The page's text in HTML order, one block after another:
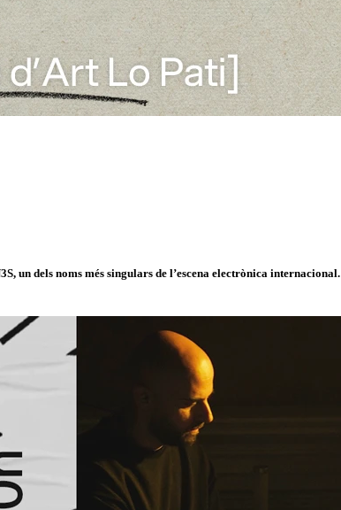
un dels noms més singulars de l’escena electrònica internacional.